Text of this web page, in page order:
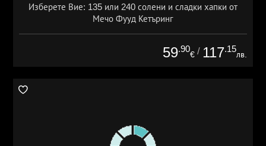
Изберете Вие: 135 или 240 солени и сладки хапки от
Мечо Фууд Кетъринг
59.90
€ / 117.15
лв.